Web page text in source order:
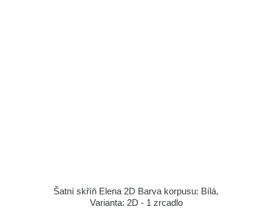
Šatní skříň Elena 2D Barva korpusu: Bílá,
Varianta: 2D - 1 zrcadlo